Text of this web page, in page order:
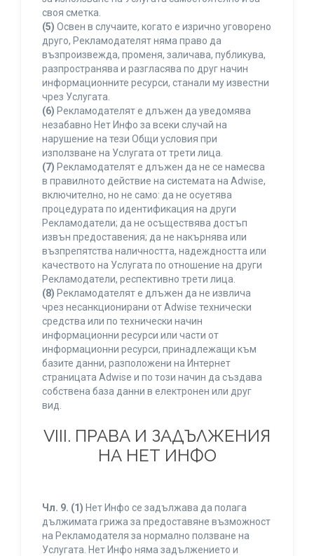
своя сметка.
(5) Освен в случаите, когато е изрично уговорено
друго, Рекламодателят няма право да
възпроизвежда, променя, заличава, публикува,
разпространява и разгласява по друг начин
информационните ресурси, станали му известни
чрез Услугата.
(6) Рекламодателят е длъжен да уведомява
незабавно Нет Инфо за всеки случай на
нарушение на тези Общи условия при
използване на Услугата от трети лица.
(7) Рекламодателят е длъжен да не се намесва
в правилното действие на системата на Adwise,
включително, но не само: да не осуетява
процедурата по идентификация на други
Рекламодатели; да не осъществява достъп
извън предоставения; да не накърнява или
възпрепятства наличността, надеждността или
качеството на Услугата по отношение на други
Рекламодатели, респективно трети лица.
(8) Рекламодателят е длъжен да не извлича
чрез несанкционирани от Adwise технически
средства или по технически начин
информационни ресурси или части от
информационни ресурси, принадлежащи към
базите данни, разположени на Интернет
страницата Adwise и по този начин да създава
собствена база данни в електронен или друг
вид.
VIII. ПРАВА И ЗАДЪЛЖЕНИЯ
НА НЕТ ИНФО
Чл. 9. (1) Нет Инфо се задължава да полага
дължимата грижа за предоставяне възможност
на Рекламодателя за нормално ползване на
Услугата. Нет Инфо няма задължението и